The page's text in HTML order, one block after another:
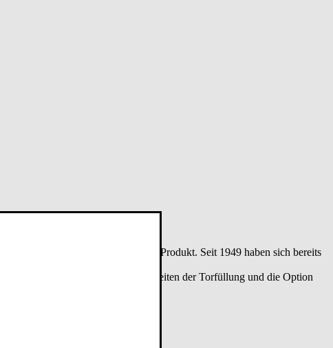
langlebiges und wertbeständiges Produkt. Seit 1949 haben sich bereits
die vielen Gestaltungsmöglichkeiten der Torfüllung und die Option